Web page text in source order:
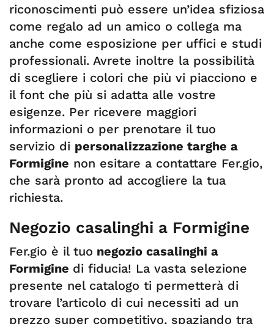
riconoscimenti può essere un’idea sfiziosa
come regalo ad un amico o collega ma
anche come esposizione per uffici e studi
professionali. Avrete inoltre la possibilità
di scegliere i colori che più vi piacciono e
il font che più si adatta alle vostre
esigenze. Per ricevere maggiori
informazioni o per prenotare il tuo
servizio di personalizzazione targhe a
Formigine non esitare a contattare Fer.gio,
che sarà pronto ad accogliere la tua
richiesta.
Negozio casalinghi a Formigine
Fer.gio è il tuo negozio casalinghi a
Formigine di fiducia! La vasta selezione
presente nel catalogo ti permetterà di
trovare l’articolo di cui necessiti ad un
prezzo super competitivo, spaziando tra